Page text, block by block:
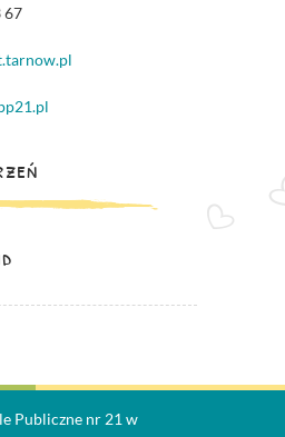
67
Publiczne nr 21 w